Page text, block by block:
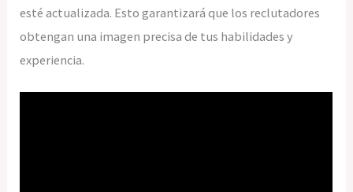
esté actualizada. Esto garantizará que los reclutadores
obtengan una imagen precisa de tus habilidades y
experiencia.